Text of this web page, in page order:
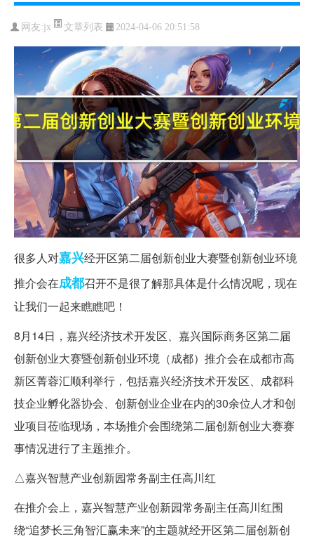
网友:jx 文章列表 2024-04-06 20:51:58
很多人对嘉兴经开区第二届创新创业大赛暨创新创业环境
推介会在成都召开不是很了解那具体是什么情况呢，现在
让我们一起来瞧瞧吧！
8月14日，嘉兴经济技术开发区、嘉兴国际商务区第二届
创新创业大赛暨创新创业环境（成都）推介会在成都市高
新区菁蓉汇顺利举行，包括嘉兴经济技术开发区、成都科
技企业孵化器协会、创新创业企业在内的30余位人才和创
业项目莅临现场，本场推介会围绕第二届创新创业大赛赛
事情况进行了主题推介。
△嘉兴智慧产业创新园常务副主任高川红
在推介会上，嘉兴智慧产业创新园常务副主任高川红围
绕“追梦长三角智汇赢未来”的主题就经开区第二届创新创